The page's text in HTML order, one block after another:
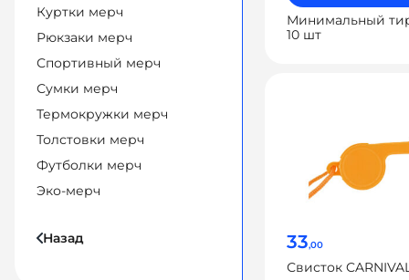
Куртки мерч
Рюкзаки мерч
Спортивный мерч
Сумки мерч
Термокружки мерч
Толстовки мерч
Футболки мерч
Эко-мерч
Назад
Минимальный
10 шт
33,00
Свисток